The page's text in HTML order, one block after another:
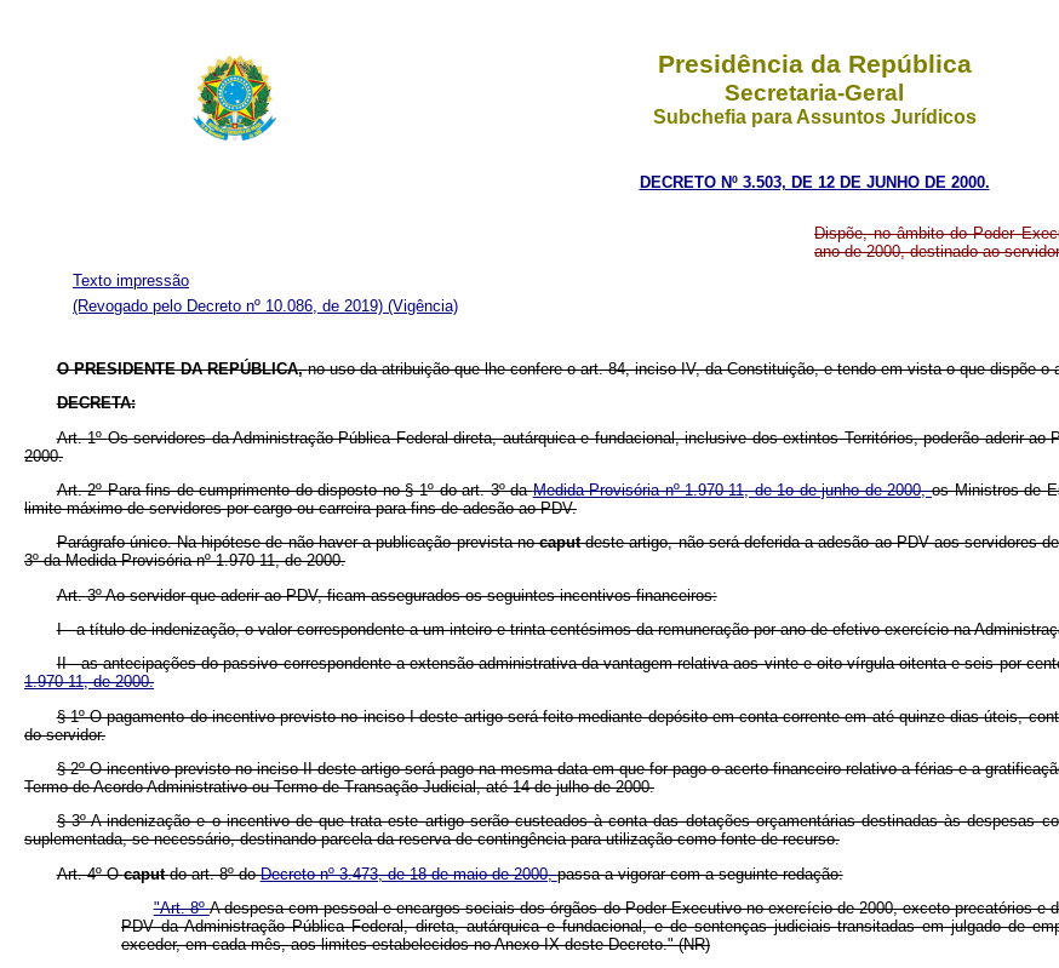
Presidência da República
Secretaria-Geral
Subchefia para Assuntos Jurídicos
DECRETO Nº 3.503, DE 12 DE JUNHO DE 2000.
Dispõe, no âmbito do Poder
ano de 2000, destinado ao
Texto impressão
(Revogado pelo Decreto nº 10.086, de 2019) (Vigência)
O PRESIDENTE DA REPÚBLICA,no uso da atribuição que lhe confere o art. 84, inciso IV, da Constituição, e tendo em vista o que dispõe o
DECRETA:
Art. 1ºOs servidores da Administração Pública Federal direta, autárquica e fundacional, inclusive dos extintos Territórios, poderão aderir
2000.
Art. 2º Para fins de cumprimento do disposto no § 1º do art. 3º daMedida Provisória nº 1.970-11, de 1o de junho de 2000,os Ministros de
limite máximo de servidores por cargo ou carreira para fins de adesão ao PDV.
Parágrafo único. Na hipótese de não haver a publicação prevista nocaputdeste artigo, não será deferida a adesão ao PDV aos servidores
3º da Medida Provisória nº 1.970-11, de 2000.
Art. 3º Ao servidor que aderir ao PDV, ficam assegurados os seguintes incentivos financeiros:
I - a título de indenização, o valor correspondente a um inteiro e trinta centésimos da remuneração por ano de efetivo exercício na
II - as antecipações do passivo correspondente a extensão administrativa da vantagem relativa aos vinte e oito vírgula oitenta e seis por
1.970-11, de 2000.
§ 1º O pagamento do incentivo previsto no inciso I deste artigo será feito mediante depósito em conta-corrente em até quinze dias úteis,
do servidor.
§ 2º O incentivo previsto no inciso II deste artigo será pago na mesma data em que for pago o acerto financeiro relativo a férias e a
Termo de Acordo Administrativo ou Termo de Transação Judicial, até 14 de julho de 2000.
§ 3º A indenização e o incentivo de que trata este artigo serão custeados à conta das dotações orçamentárias destinadas às despesas
suplementada, se necessário, destinando parcela da reserva de contingência para utilização como fonte de recurso.
Art. 4º Ocaputdo art. 8º doDecreto nº 3.473, de 18 de maio de 2000,passa a vigorar com a seguinte redação:
"Art. 8ºA despesa com pessoal e encargos sociais dos órgãos do Poder Executivo no exercício de 2000, exceto precatórios e
PDV da Administração Pública Federal, direta, autárquica e fundacional, e de sentenças judiciais transitadas em julgado de
exceder, em cada mês, aos limites estabelecidos no Anexo IX deste Decreto." (NR)